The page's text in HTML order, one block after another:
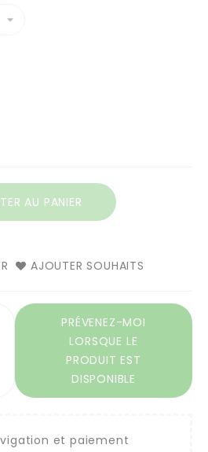
AU PANIER
AJOUTER SOUHAITS
PRÉVENEZ-MOI
LORSQUE LE
PRODUIT EST
DISPONIBLE
et paiement